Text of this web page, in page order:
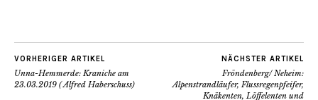
VORHERIGER ARTIKEL
Unna-Hemmerde: Kraniche am
23.03.2019 ( Alfred Haberschuss)
NÄCHSTER ARTIKEL
Fröndenberg/ Neheim:
Alpenstrandläufer, Flussregenpfeifer,
Knäkenten, Löffelenten und